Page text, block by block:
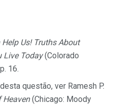
Help Us! Truths About
Live Today(Colorado
16.
questão, ver Ramesh P.
Heaven(Chicago: Moody